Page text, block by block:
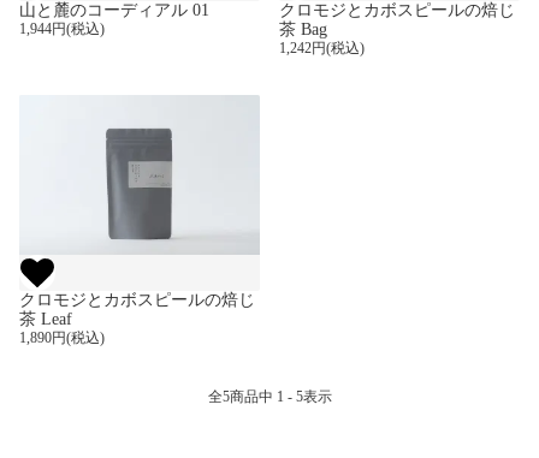
山と麓のコーディアル 01
1,944円(税込)
クロモジとカボスピールの焙じ
茶 Bag
1,242円(税込)
クロモジとカボスピールの焙じ
茶 Leaf
1,890円(税込)
全5商品中 1 - 5表示